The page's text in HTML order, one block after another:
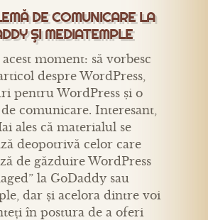
DE COMUNICARE LA
ŞI MEDIATEMPLE
moment: să vorbesc
despre WordPress,
pentru WordPress și o
comunicare. Interesant,
ales că materialul se
deopotrivă celor care
de găzduire WordPress
la GoDaddy sau
dar și acelora dintre voi
în postura de a oferi